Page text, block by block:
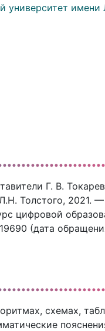
университет имени
Г. В.
Толстого, 2021.
цифровой
(дата
схемах,